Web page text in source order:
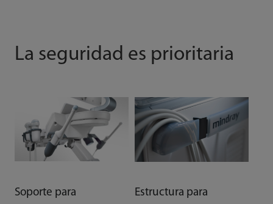
La seguridad es prioritaria
Soporte para
Estructura para